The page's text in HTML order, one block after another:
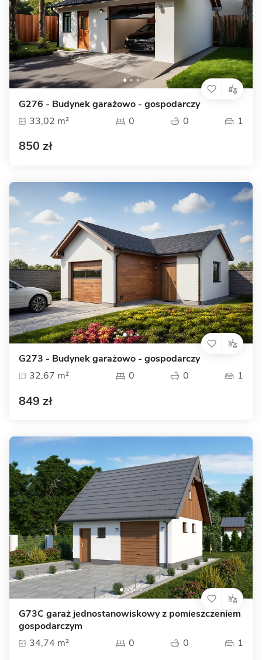
G276 - Budynek garażowo - gospodarczy
33,02 m²
0 0 1
850 zł
G273 - Budynek garażowo - gospodarczy
32,67 m²
0 0 1
849 zł
G73C garaż jednostanowiskowy z pomieszczeniem
gospodarczym
34,74 m²
0 0 1